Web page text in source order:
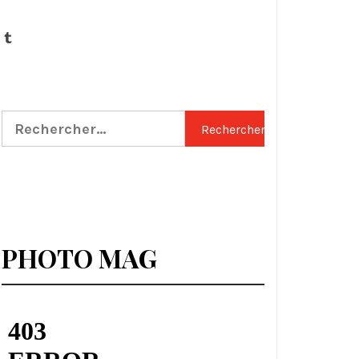
Tumblr
Rechercher :
PHOTO MAG